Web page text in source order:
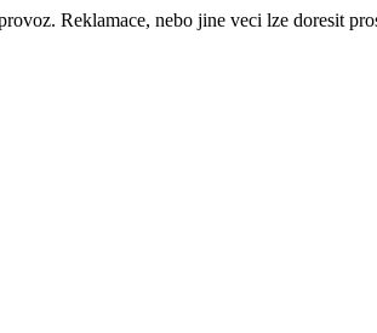
Reklamace, nebo jine veci lze doresit